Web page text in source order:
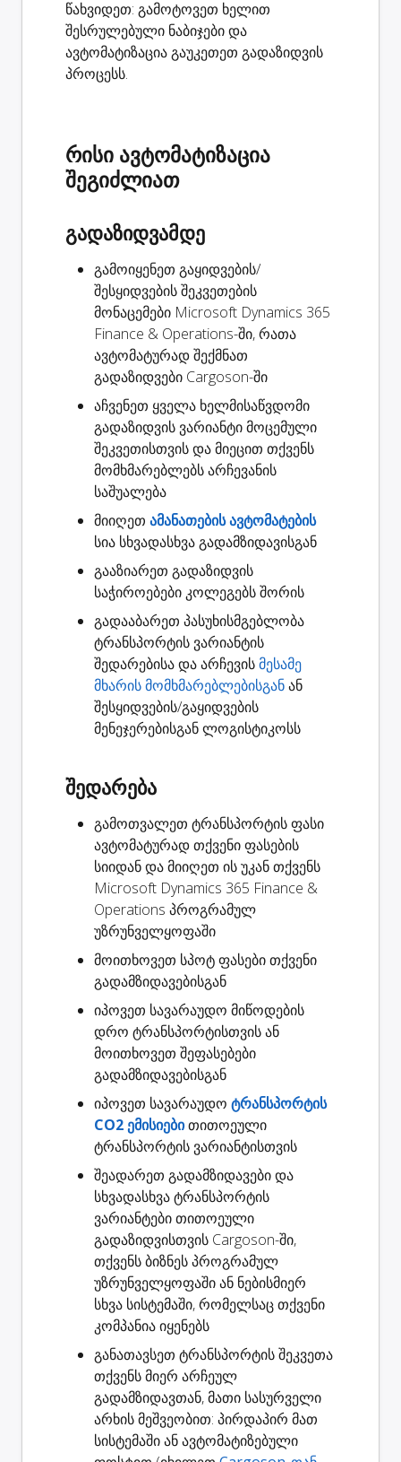
წახვიდეთ: გამოტოვეთ ხელით
შესრულებული ნაბიჯები და
ავტომატიზაცია გაუკეთეთ გადაზიდვის
პროცესს.
რისი ავტომატიზაცია
შეგიძლიათ
გადაზიდვამდე
გამოიყენეთ გაყიდვების/
შესყიდვების შეკვეთების
მონაცემები Microsoft Dynamics 365
Finance & Operations-ში, რათა
ავტომატურადშექმნათ
გადაზიდვები Cargoson-ში
აჩვენეთ ყველა ხელმისაწვდომი
გადაზიდვის ვარიანტიმოცემული
შეკვეთისთვის და მიეცით თქვენს
მომხმარებლებს არჩევანის
საშუალება
მიიღეთ ამანათების ავტომატების
სია სხვადასხვა გადამზიდავისგან
გააზიარეთ გადაზიდვის
საჭიროებები კოლეგებს შორის
გადააბარეთ პასუხისმგებლობა
ტრანსპორტის ვარიანტის
შედარებისა და არჩევისმესამე
მხარის მომხმარებლებისგანან
შესყიდვების/გაყიდვების
მენეჯერებისგან ლოგისტიკოსს
შედარება
გამოთვალეთ ტრანსპორტის ფასი
ავტომატურად თქვენი ფასების
სიიდან და მიიღეთ ის უკან თქვენს
Microsoft Dynamics 365 Finance &
Operations პროგრამულ
უზრუნველყოფაში
მოითხოვეთ სპოტ ფასებითქვენი
გადამზიდავებისგან
იპოვეთ სავარაუდო მიწოდების
დრო ტრანსპორტისთვის ან
მოითხოვეთ შეფასებები
გადამზიდავებისგან
იპოვეთ სავარაუდო ტრანსპორტის
CO2 ემისიებითითოეული
ტრანსპორტის ვარიანტისთვის
შეადარეთ გადამზიდავებიდა
სხვადასხვა ტრანსპორტის
ვარიანტები თითოეული
გადაზიდვისთვის Cargoson-ში,
თქვენს ბიზნეს პროგრამულ
უზრუნველყოფაში ან ნებისმიერ
სხვა სისტემაში, რომელსაც თქვენი
კომპანია იყენებს
განათავსეთ ტრანსპორტის შეკვეთა
თქვენს მიერ არჩეულ
გადამზიდავთან, მათი სასურველი
არხის მეშვეობით: პირდაპირ მათ
სისტემაში ან ავტომატიზებული